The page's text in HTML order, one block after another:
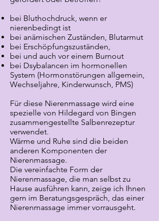
bei Bluthochdruck, wenn er
nierenbedingt ist
bei anämischen Zuständen, Blutarmut
bei Erschöpfungszuständen,
bei und auch vor einem Burnout
bei Dsybalancen im hormonellen
System (Hormonstörungen allgemein,
Wechseljahre, Kinderwunsch, PMS)
Für diese Nierenmassage wird eine
spezielle von Hildegard von Bingen
zusammengestellte Salbenrezeptur
verwendet.
Wärme und Ruhe sind die beiden
anderen Komponenten der
Nierenmassage.
Die vereinfachte Form der
Nierenmassage, die man selbst zu
Hause ausführen kann, zeige ich Ihnen
gern im Beratungsgespräch, das einer
Nierenmassage immer vorrausgeht.